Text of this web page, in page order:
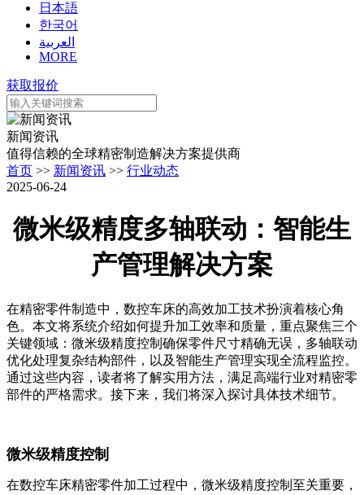
日本語
한국어
العربية
MORE
获取报价
新闻资讯
值得信赖的全球精密制造解决方案提供商
首页 >> 新闻资讯 >> 行业动态
2025-06-24
微米级精度多轴联动：智能生
产管理解决方案
在精密零件制造中，数控车床的高效加工技术扮演着核心角
色。本文将系统介绍如何提升加工效率和质量，重点聚焦三个
关键领域：微米级精度控制确保零件尺寸精确无误，多轴联动
优化处理复杂结构部件，以及智能生产管理实现全流程监控。
通过这些内容，读者将了解实用方法，满足高端行业对精密零
部件的严格需求。接下来，我们将深入探讨具体技术细节。
微米级精度控制
在数控车床精密零件加工过程中，微米级精度控制至关重要，